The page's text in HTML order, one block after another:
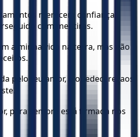
merecem confiança;
com mentiras.
a minha vida na terra, mas não
pelo teu amor, e obedecerei aos
para sempre está firmada nos